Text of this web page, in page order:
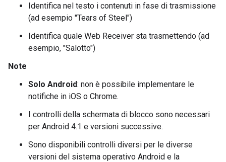
Identifica nel testo i contenuti in fase di trasmissione
(ad esempio "Tears of Steel")
Identifica quale Web Receiver sta trasmettendo (ad
esempio, "Salotto")
Note
Solo Android: non è possibile implementare le
notifiche in iOS o Chrome.
I controlli della schermata di blocco sono necessari
per Android 4.1 e versioni successive.
Sono disponibili controlli diversi per le diverse
versioni del sistema operativo Android e la